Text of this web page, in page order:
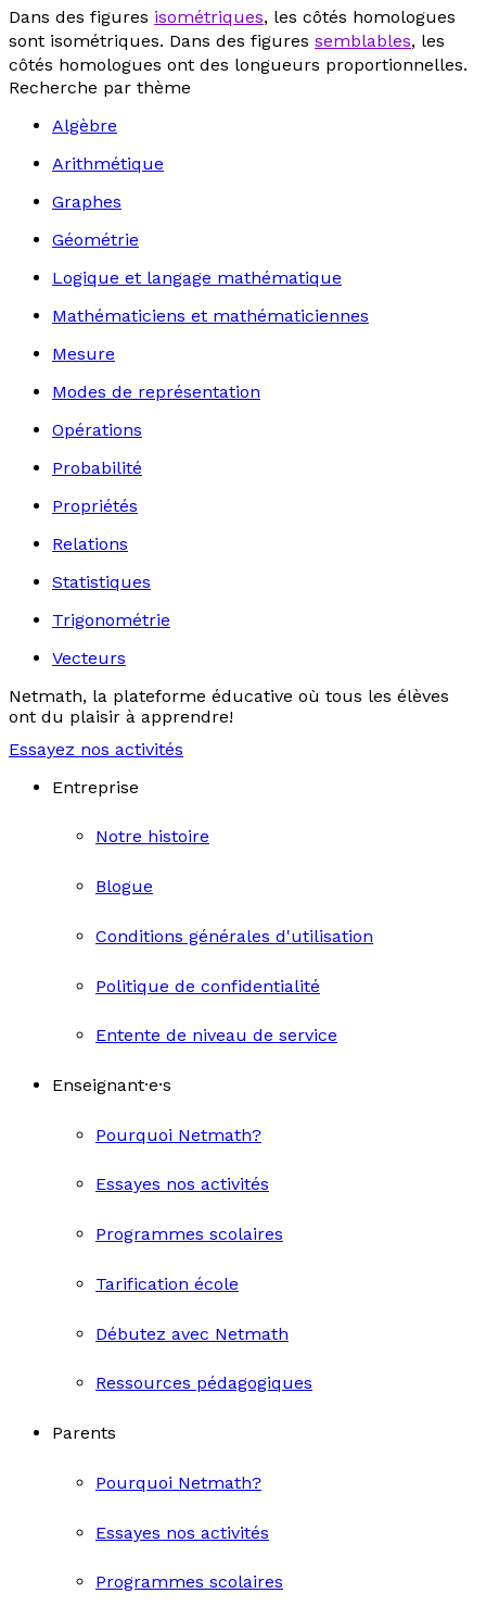
Dans des figures isométriques, les côtés homologues
sont isométriques. Dans des figures semblables, les
côtés homologues ont des longueurs proportionnelles.
Recherche par thème
Algèbre
Arithmétique
Graphes
Géométrie
Logique et langage mathématique
Mathématiciens et mathématiciennes
Mesure
Modes de représentation
Opérations
Probabilité
Propriétés
Relations
Statistiques
Trigonométrie
Vecteurs
Netmath, la plateforme éducative où tous les élèves
ont du plaisir à apprendre!
Essayez nos activités
Entreprise
Notre histoire
Blogue
Conditions générales d'utilisation
Politique de confidentialité
Entente de niveau de service
Enseignant·e·s
Pourquoi Netmath?
Essayes nos activités
Programmes scolaires
Tarification école
Débutez avec Netmath
Ressources pédagogiques
Parents
Pourquoi Netmath?
Essayes nos activités
Programmes scolaires